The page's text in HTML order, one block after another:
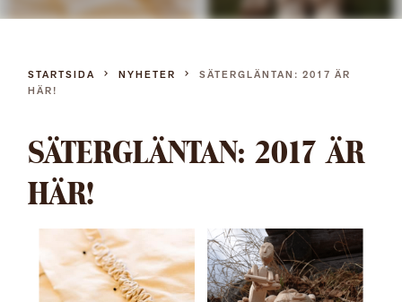
STARTSIDA NYHETER
SÄTERGLÄNTAN: 2017 ÄR
HÄR!
SÄTERGLÄNTAN: 2017 ÄR
HÄR!